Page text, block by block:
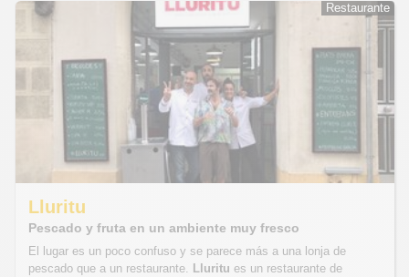
Restaurante
Restaurante
Lluritu
Pescado y fruta en un ambiente muy fresco
El lugar es un poco confuso y se parece más a una lonja de
pescado que a un restaurante.
Lluritu es un restaurante de